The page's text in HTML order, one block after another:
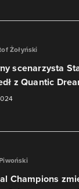
Żołyński
scenarzysta
z Quantic
Champions